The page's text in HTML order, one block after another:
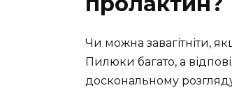
Чи можна завагітніти,
Пилюки багато, а
доскональному